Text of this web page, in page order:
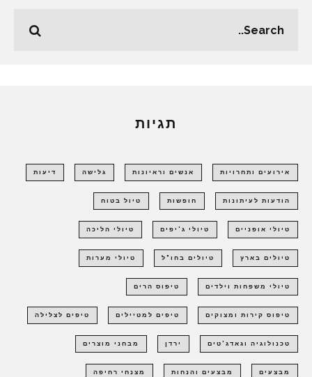
תגיות
אירועים ותחרויות אנשים וראיונות גלישה דיעות
הודעות לעיתונות חופשות טיול בטוח
טיולי אופניים טיולי ג'יפים טיולי הליכה
טיולים בארץ טיולים בחו"ל טיולי מערות
טיולי משפחות וילדים טיפוס הרים
טיפוס קירות ומצוקים טיפים למטיילים טיפים לצלילה
טכנולוגיה וגאדג'טים ירדן מבחני מוצרים
מבצעים מבצעים והנחות מצנחי רחיפה